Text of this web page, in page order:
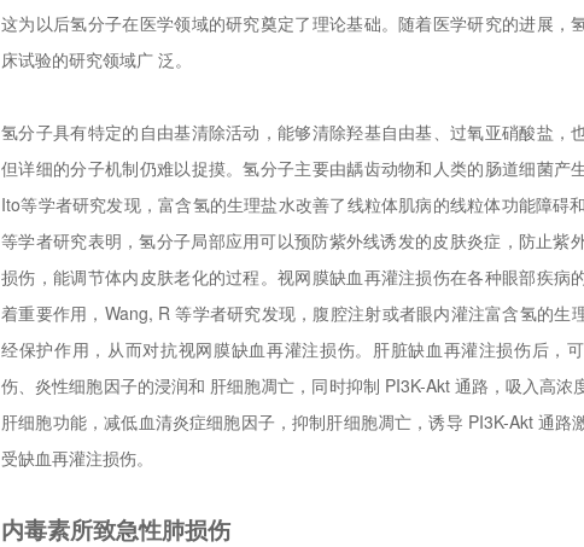
这为以后氢分子在医学领域的研究奠定了理论基础。随着医学研究的进展，
床试验的研究领域广 泛。
氢分子具有特定的自由基清除活动，能够清除羟基自由基、过氧亚硝酸盐，
但详细的分子机制仍难以捉摸。氢分子主要由龋齿动物和人类的肠道细菌产
Ito等学者研究发现，富含氢的生理盐水改善了线粒体肌病的线粒体功能障碍
等学者研究表明，氢分子局部应用可以预防紫外线诱发的皮肤炎症，防止紫
损伤，能调节体内皮肤老化的过程。视网膜缺血再灌注损伤在各种眼部疾病
着重要作用，Wang, R 等学者研究发现，腹腔注射或者眼内灌注富含氢的生
经保护作用，从而对抗视网膜缺血再灌注损伤。肝脏缺血再灌注损伤后，
伤、炎性细胞因子的浸润和 肝细胞凋亡，同时抑制 PI3K-Akt 通路，吸入高浓
肝细胞功能，减低血清炎症细胞因子，抑制肝细胞凋亡，诱导 PI3K-Akt 通路
受缺血再灌注损伤。
内毒素所致急性肺损伤